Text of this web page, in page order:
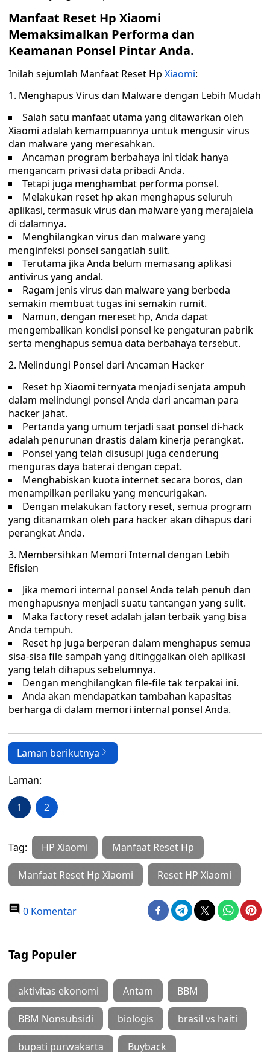
Manfaat Reset Hp Xiaomi
Memaksimalkan Performa dan
Keamanan Ponsel Pintar Anda.
Inilah sejumlah Manfaat Reset Hp Xiaomi:
Menghapus Virus dan Malware dengan Lebih Mudah
Salah satu manfaat utama yang ditawarkan oleh
Xiaomi adalah kemampuannya untuk mengusir virus
dan malware yang meresahkan.
Ancaman program berbahaya ini tidak hanya
mengancam privasi data pribadi Anda.
Tetapi juga menghambat performa ponsel.
Melakukan reset hp akan menghapus seluruh
aplikasi, termasuk virus dan malware yang merajalela
di dalamnya.
Menghilangkan virus dan malware yang
menginfeksi ponsel sangatlah sulit.
Terutama jika Anda belum memasang aplikasi
antivirus yang andal.
Ragam jenis virus dan malware yang berbeda
semakin membuat tugas ini semakin rumit.
Namun, dengan mereset hp, Anda dapat
mengembalikan kondisi ponsel ke pengaturan pabrik
serta menghapus semua data berbahaya tersebut.
Melindungi Ponsel dari Ancaman Hacker
Reset hp Xiaomi ternyata menjadi senjata ampuh
dalam melindungi ponsel Anda dari ancaman para
hacker jahat.
Pertanda yang umum terjadi saat ponsel di-hack
adalah penurunan drastis dalam kinerja perangkat.
Ponsel yang telah disusupi juga cenderung
menguras daya baterai dengan cepat.
Menghabiskan kuota internet secara boros, dan
menampilkan perilaku yang mencurigakan.
Dengan melakukan factory reset, semua program
yang ditanamkan oleh para hacker akan dihapus dari
perangkat Anda.
Membersihkan Memori Internal dengan Lebih
Efisien
Jika memori internal ponsel Anda telah penuh dan
menghapusnya menjadi suatu tantangan yang sulit.
Maka factory reset adalah jalan terbaik yang bisa
Anda tempuh.
Reset hp juga berperan dalam menghapus semua
sisa-sisa file sampah yang ditinggalkan oleh aplikasi
yang telah dihapus sebelumnya.
Dengan menghilangkan file-file tak terpakai ini.
Anda akan mendapatkan tambahan kapasitas
berharga di dalam memori internal ponsel Anda.
Laman berikutnya
Laman:
1 2
Tag: HP Xiaomi Manfaat Reset Hp
Manfaat Reset Hp Xiaomi Reset HP Xiaomi
0 Komentar
Tag Populer
aktivitas ekonomi Antam BBM
BBM Nonsubsidi biologis brasil vs haiti
bupati purwakarta Buyback